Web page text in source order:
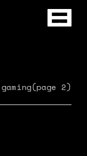
gaming(page 2)